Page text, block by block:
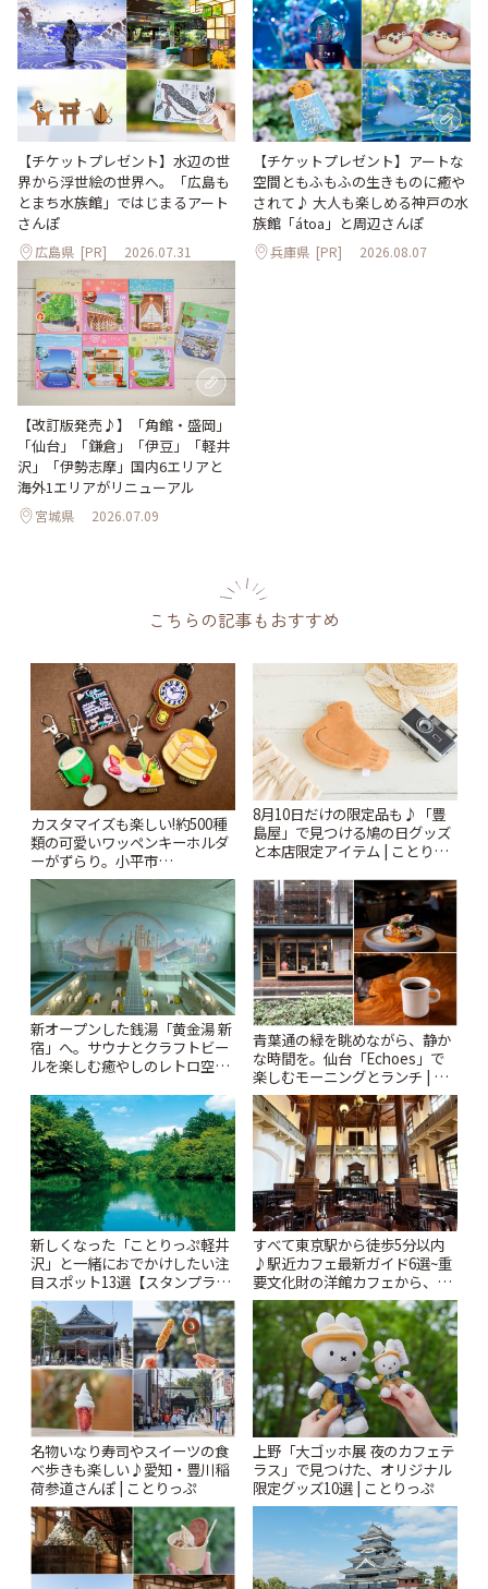
【チケットプレゼント】水辺の世
界から浮世絵の世界へ。「広島も
とまち水族館」ではじまるアート
さんぽ
広島県 [PR] 2026.07.31
【チケットプレゼント】アートな
空間ともふもふの生きものに癒や
されて♪ 大人も楽しめる神戸の水
族館「átoa」と周辺さんぽ
兵庫県 [PR] 2026.08.07
【改訂版発売♪】「角館・盛岡」
「仙台」「鎌倉」「伊豆」「軽井
沢」「伊勢志摩」国内6エリアと
海外1エリアがリニューアル
宮城県 2026.07.09
こちらの記事もおすすめ
カスタマイズも楽しい!約500種
類の可愛いワッペンキーホルダ
ーがずらり。小平市
「Kimamaya T&K」 | ことりっ
8月10日だけの限定品も♪「豊
島屋」で見つける鳩の日グッズ
と本店限定アイテム | ことりっ
新オープンした銭湯「黄金湯 新
宿」へ。サウナとクラフトビー
ルを楽しむ癒やしのレトロ空間
青葉通の緑を眺めながら、静か
な時間を。仙台「Echoes」で
楽しむモーニングとランチ | こ
とりっぷ
新しくなった「ことりっぷ軽井
沢」と一緒におでかけしたい注
目スポット13選【スタンプラリ
ー開催中】 | ことりっぷ
すべて東京駅から徒歩5分以内
♪駅近カフェ最新ガイド6選~重
要文化財の洋館カフェから、改
札すぐのレトロ喫茶まで~ | こと
りっぷ
名物いなり寿司やスイーツの食
べ歩きも楽しい♪愛知・豊川稲
荷参道さんぽ | ことりっぷ
上野「大ゴッホ展 夜のカフェテ
ラス」で見つけた、オリジナル
限定グッズ10選 | ことりっぷ